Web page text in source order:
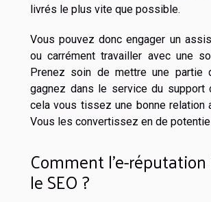
livrés le plus vite que possible.
Vous pouvez donc engager un
ou carrément travailler avec une
Prenez soin de mettre une partie
gagnez dans le service du support
cela vous tissez une bonne relation
Vous les convertissez en de
Comment l’e-
le SEO ?